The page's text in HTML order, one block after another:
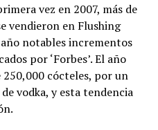
vez en 2007, más de
vendieron en Flushing
notables incrementos
por ‘Forbes’. El año
250,000 cócteles, por un
vodka, y esta tendencia